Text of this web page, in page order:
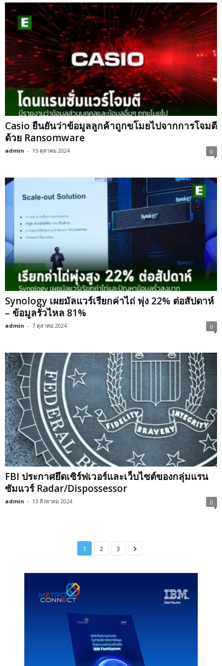
Casio ยืนยันว่าข้อมูลลูกค้าถูกขโมยไปจากการโจมตี
ด้วย Ransomware
admin - 15 ตุลาคม 2024 0
Synology เผยมัลแวร์เรียกค่าไถ่ พุ่ง 22% ต่อสัปดาห์
– ข้อมูลรั่วไหล 81%
admin - 7 ตุลาคม 2024 0
FBI ประกาศยึดเซิร์ฟเวอร์และเว็บไซต์ของกลุ่มแรน
ซัมแวร์ Radar/Dispossessor
admin - 13 สิงหาคม 2024 0
1 2 3